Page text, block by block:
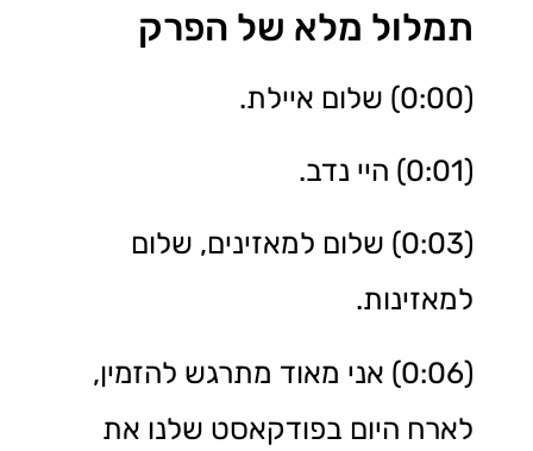
תמלול מלא של הפרק
(0:00) שלום איילת.
(0:01) היי נדב.
(0:03) שלום למאזינים, שלום
למאזינות.
(0:06) אני מאוד מתרגש להזמין,
לארח היום בפודקאסט שלנו את